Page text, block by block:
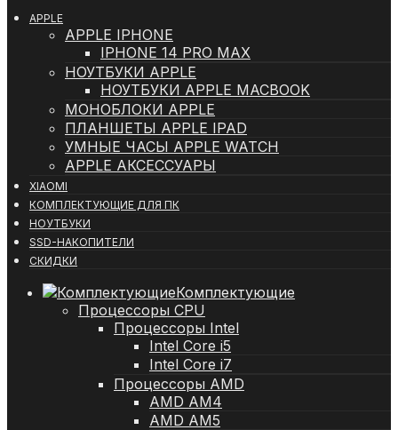
APPLE
APPLE IPHONE
IPHONE 14 PRO MAX
НОУТБУКИ APPLE
НОУТБУКИ APPLE MACBOOK
МОНОБЛОКИ APPLE
ПЛАНШЕТЫ APPLE IPAD
УМНЫЕ ЧАСЫ APPLE WATCH
APPLE АКСЕССУАРЫ
XIAOMI
КОМПЛЕКТУЮЩИЕ ДЛЯ ПК
НОУТБУКИ
SSD-НАКОПИТЕЛИ
СКИДКИ
Комплектующие
Процессоры CPU
Процессоры Intel
Intel Core i5
Intel Core i7
Процессоры AMD
AMD AM4
AMD AM5